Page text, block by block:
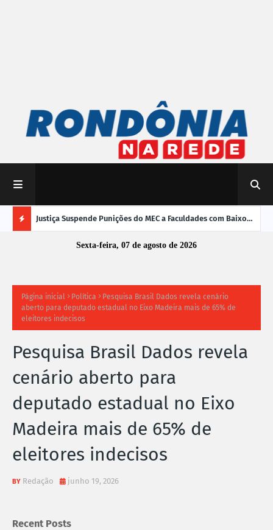
M
TÍ
C
I
Justiça Suspende Punições do MEC a Faculdades com Baixo
Desempenho no Enamed
Sexta-feira, 07 de agosto de 2026
Página inicial Política
Pesquisa Brasil Dados revela cenário
aberto para deputado estadual no Eixo Madeira mais de 65% de
eleitores indecisos
Pesquisa Brasil Dados revela
cenário aberto para
deputado estadual no Eixo
Madeira mais de 65% de
eleitores indecisos
Redação junho 19, 2026
Recent Posts